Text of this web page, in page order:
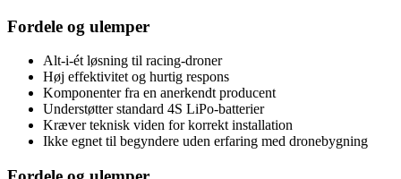
Fordele og ulemper
Alt-i-ét løsning til racing-droner
Høj effektivitet og hurtig respons
Komponenter fra en anerkendt producent
Understøtter standard 4S LiPo-batterier
Kræver teknisk viden for korrekt installation
Ikke egnet til begyndere uden erfaring med dronebygning